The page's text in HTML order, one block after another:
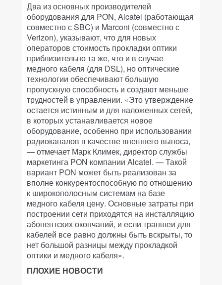
Два из основных производителей
оборудования для PON, Alcatel (работающая
совместно с SBC) и Marconi (совместно с
Verizon), указывают, что для новых
операторов стоимость прокладки оптики
приблизительно та же, что и в случае
медного кабеля (для DSL), но оптические
технологии обеспечивают большую
пропускную способность и создают меньше
трудностей в управлении. «Это утверждение
остается истинным и для наложенных сетей,
в которых устанавливается новое
оборудование, особенно при использовании
радиоканалов в качестве внешнего выноса,
— отмечает Марк Климек, директор службы
маркетинга PON компании Alcatel. — Такой
вариант PON может быть реализован за
вполне конкурентоспособную по отношению
к широкополосным системам на базе
медного кабеля цену. Основные затраты при
построении сети приходятся на инсталляцию
абонентских окончаний, и если траншеи для
кабелей все равно должны быть вскрыты, то
нет большой разницы между прокладкой
оптики и медного кабеля».
ПЛОХИЕ НОВОСТИ